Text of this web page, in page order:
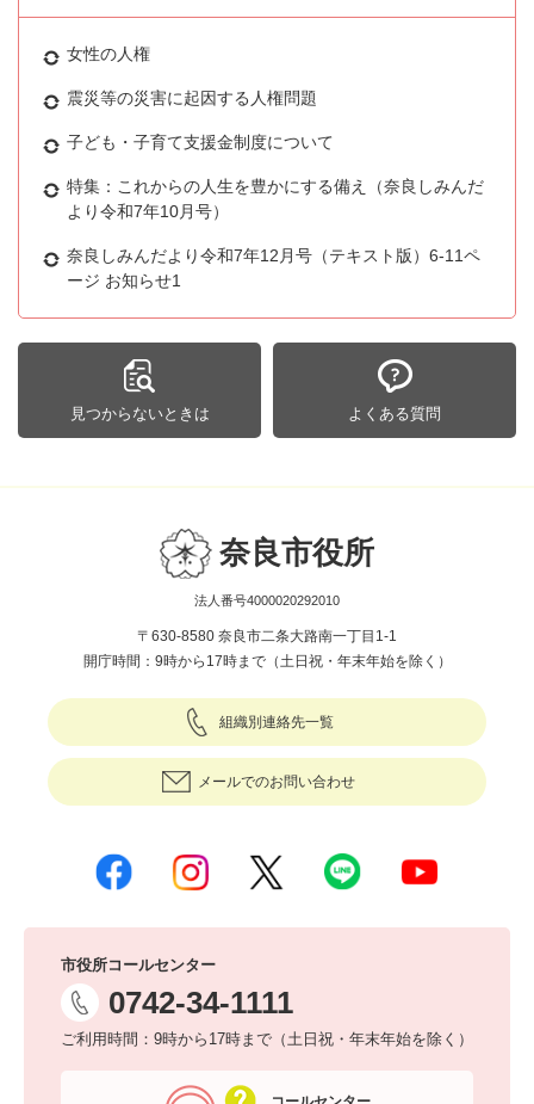
女性の人権
震災等の災害に起因する人権問題
子ども・子育て支援金制度について
特集：これからの人生を豊かにする備え（奈良しみんだ
より令和7年10月号）
奈良しみんだより令和7年12月号（テキスト版）6-11ペ
ージ お知らせ1
見つからないときは よくある質問
奈良市役所
法人番号4000020292010
〒630-8580 奈良市二条大路南一丁目1-1
開庁時間：9時から17時まで（土日祝・年末年始を除く）
組織別連絡先一覧
メールでのお問い合わせ
市役所コールセンター
0742-34-1111
ご利用時間：9時から17時まで（土日祝・年末年始を除く）